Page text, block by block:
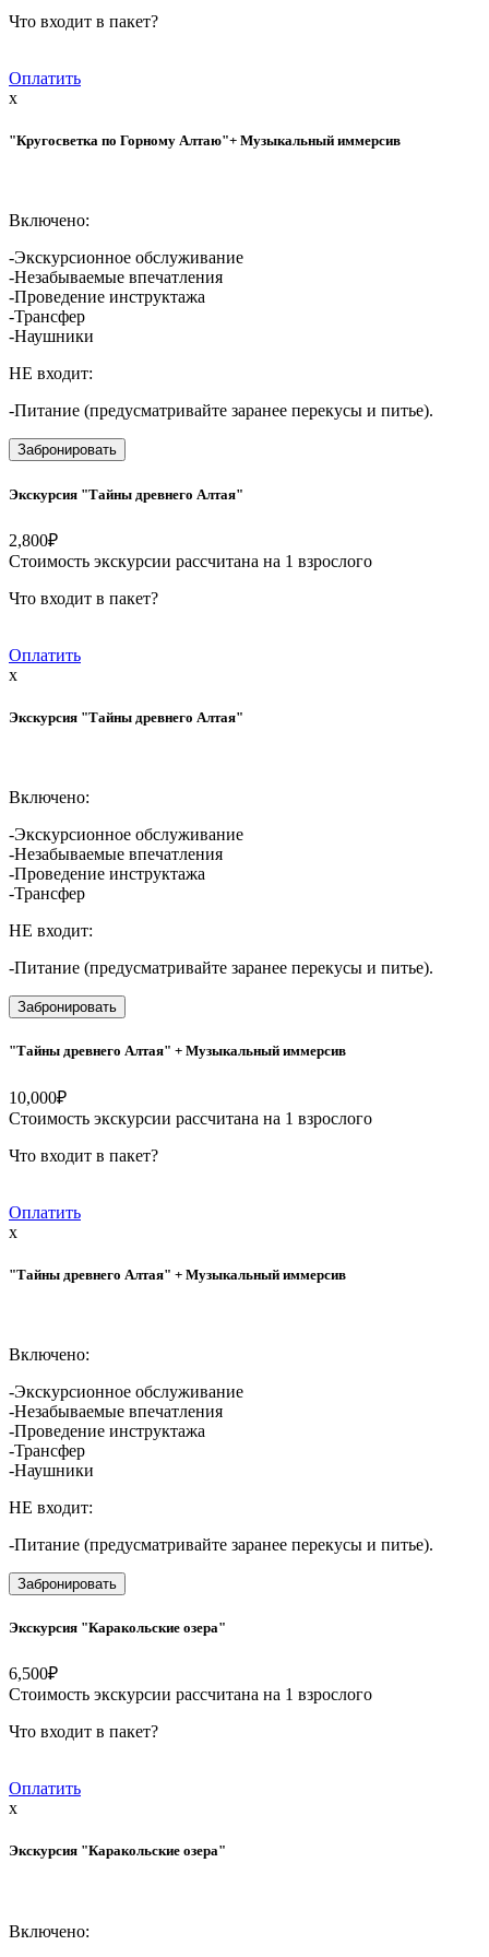
Что входит в пакет?
Оплатить
x
"Кругосветка по Горному Алтаю"+ Музыкальный иммерсив
Включено:
-Экскурсионное обслуживание
-Незабываемые впечатления
-Проведение инструктажа
-Трансфер
-Наушники
НЕ входит:
-Питание (предусматривайте заранее перекусы и питье).
Забронировать
Экскурсия "Тайны древнего Алтая"
2,800₽
Стоимость экскурсии рассчитана на 1 взрослого
Что входит в пакет?
Оплатить
x
Экскурсия "Тайны древнего Алтая"
Включено:
-Экскурсионное обслуживание
-Незабываемые впечатления
-Проведение инструктажа
-Трансфер
НЕ входит:
-Питание (предусматривайте заранее перекусы и питье).
Забронировать
"Тайны древнего Алтая" + Музыкальный иммерсив
10,000₽
Стоимость экскурсии рассчитана на 1 взрослого
Что входит в пакет?
Оплатить
x
"Тайны древнего Алтая" + Музыкальный иммерсив
Включено:
-Экскурсионное обслуживание
-Незабываемые впечатления
-Проведение инструктажа
-Трансфер
-Наушники
НЕ входит:
-Питание (предусматривайте заранее перекусы и питье).
Забронировать
Экскурсия "Каракольские озера"
6,500₽
Стоимость экскурсии рассчитана на 1 взрослого
Что входит в пакет?
Оплатить
x
Экскурсия "Каракольские озера"
Включено: